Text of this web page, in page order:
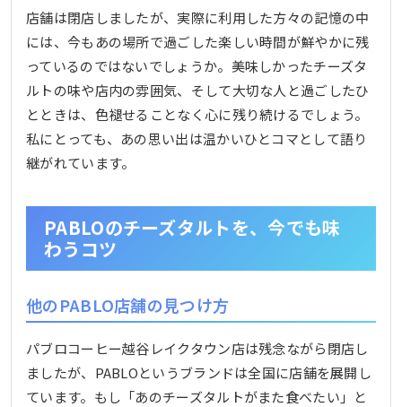
店舗は閉店しましたが、実際に利用した方々の記憶の中
には、今もあの場所で過ごした楽しい時間が鮮やかに残
っているのではないでしょうか。美味しかったチーズタ
ルトの味や店内の雰囲気、そして大切な人と過ごしたひ
とときは、色褪せることなく心に残り続けるでしょう。
私にとっても、あの思い出は温かいひとコマとして語り
継がれています。
PABLOのチーズタルトを、今でも味
わうコツ
他のPABLO店舗の見つけ方
パブロコーヒー越谷レイクタウン店は残念ながら閉店し
ましたが、PABLOというブランドは全国に店舗を展開し
ています。もし「あのチーズタルトがまた食べたい」と